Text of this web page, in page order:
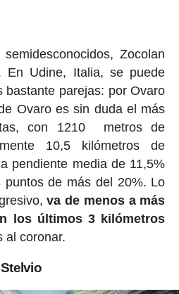
Zocolan
En Udine, Italia, se puede
bastante parejas: por Ovaro
Ovaro es sin duda el más
con 1210 metros de
10,5 kilómetros de
pendiente media de 11,5%
puntos de más del 20%. Lo
va de menos a más
los últimos 3 kilómetros
al coronar.
Stelvio